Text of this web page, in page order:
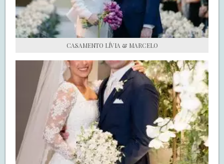
CASAMENTO LÍVIA & MARCELO